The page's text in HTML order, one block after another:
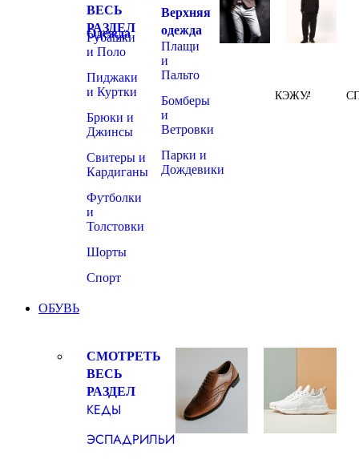
ВЕСЬ
РАЗДЕЛ
Одежда
Рубашки
и Поло
Пиджаки
и Куртки
Брюки и
Джинсы
Свитеры и
Кардиганы
Футболки
и
Толстовки
Шорты
Спорт
Верхняя
одежда
Плащи
и
Пальто
Бомберы
и
Ветровки
Парки и
Дождевики
КЭЖУАЛ
ОБУВЬ
СМОТРЕТЬ
ВЕСЬ
РАЗДЕЛ
КЕДЫ
ЭСПАДРИЛЬИ